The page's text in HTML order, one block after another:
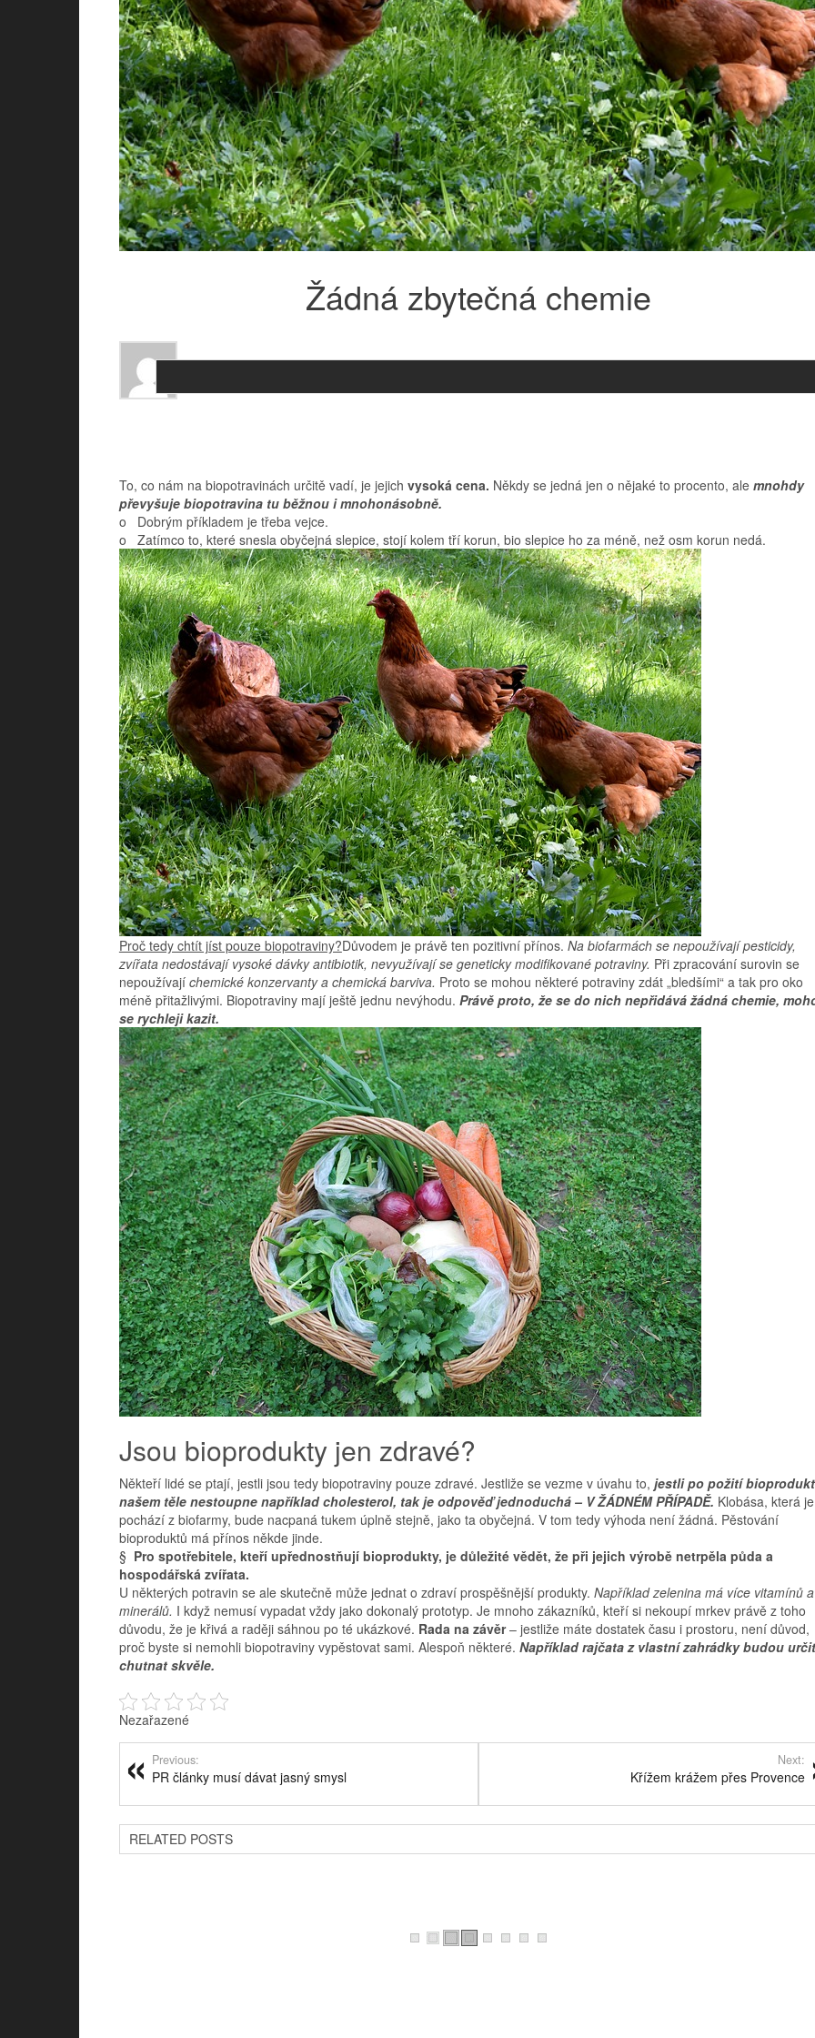
Žádná zbytečná chemie
To, co nám na biopotravinách určitě vadí, je jejich vysoká cena. Někdy se jedná jen o nějaké to procento, ale mnohdy
převyšuje biopotravina tu běžnou i mnohonásobně.
o Dobrým příkladem je třeba vejce.
o Zatímco to, které snesla obyčejná slepice, stojí kolem tří korun, bio slepice ho za méně, než osm korun nedá.
Proč tedy chtít jíst pouze biopotraviny?Důvodem je právě ten pozitivní přínos. Na biofarmách se nepoužívají pesticidy,
zvířata nedostávají vysoké dávky antibiotik, nevyužívají se geneticky modifikované potraviny. Při zpracování surovin se
nepoužívají chemické konzervanty a chemická barviva. Proto se mohou některé potraviny zdát „bledšími“ a tak pro oko
méně přitažlivými. Biopotraviny mají ještě jednu nevýhodu. Právě proto, že se do nich nepřidává žádná chemie,
se rychleji kazit.
Jsou bioprodukty jen zdravé?
Někteří lidé se ptají, jestli jsou tedy biopotraviny pouze zdravé. Jestliže se vezme v úvahu to, jestli po požití
našem těle nestoupne například cholesterol, tak je odpověď jednoduchá – V ŽÁDNÉM PŘÍPADĚ. Klobása, která je
pochází z biofarmy, bude nacpaná tukem úplně stejně, jako ta obyčejná. V tom tedy výhoda není žádná. Pěstování
bioproduktů má přínos někde jinde.
§ Pro spotřebitele, kteří upřednostňují bioprodukty, je důležité vědět, že při jejich výrobě netrpěla půda a
hospodářská zvířata.
U některých potravin se ale skutečně může jednat o zdraví prospěšnější produkty. Například zelenina má více vitamínů a
minerálů. I když nemusí vypadat vždy jako dokonalý prototyp. Je mnoho zákazníků, kteří si nekoupí mrkev právě z toho
důvodu, že je křivá a raději sáhnou po té ukázkové. Rada na závěr– jestliže máte dostatek času i prostoru, není důvod,
proč byste si nemohli biopotraviny vypěstovat sami. Alespoň některé. Například rajčata z vlastní zahrádky budou
chutnat skvěle.
Nezařazené
Previous:
PR články musí dávat jasný smysl
Next:
Křížem krážem přes Provence
RELATED POSTS